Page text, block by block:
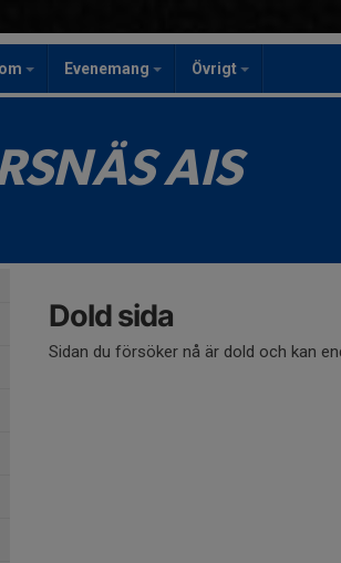
Evenemang Övrigt
AIS
Dold sida
Sidan du försöker nå är dold och kan